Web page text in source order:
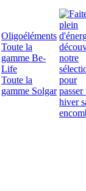
Oligoéléments
Toute la
gamme Be-
Life
Toute la
gamme Solgar